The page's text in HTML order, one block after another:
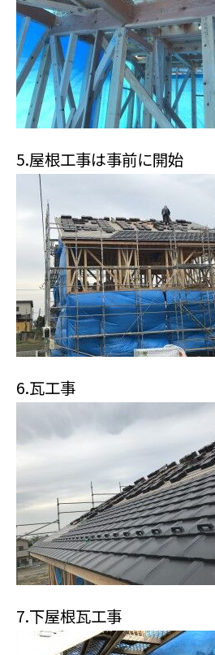
5.屋根工事は事前に開始
6.瓦工事
7.下屋根瓦工事